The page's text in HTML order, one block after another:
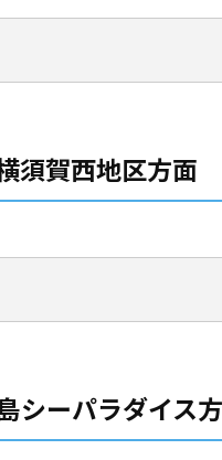
須賀西地区方面
シーパラダイス